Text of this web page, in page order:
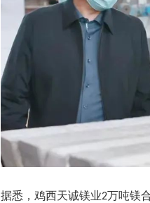
据悉，鸡西天诚镁业2万吨镁